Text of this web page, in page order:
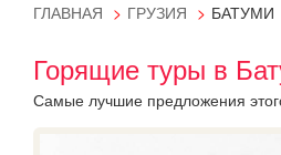
ГЛАВНАЯ ГРУЗИЯ БАТУМИ
Горящие туры в
Самые лучшие предложения